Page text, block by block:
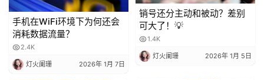
手机在WiFi环境下为何还会
消耗数据流量？
2.4K
灯火阑珊 2026年 1月 7日
销号还分主动和被动？差别
可大了！💡
1.4K
灯火阑珊 2026年 1月 5日